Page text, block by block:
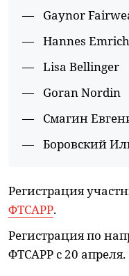
Gaynor
Hannes Emrich
Lisa Bellinger
Goran Nordin
Смагин
Боровский
Регистрация
ФТСАРР.
Регистрация по
ФТСАРР с 20 апреля.